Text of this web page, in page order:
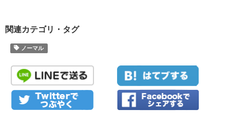
関連カテゴリ・タグ
ノーマル